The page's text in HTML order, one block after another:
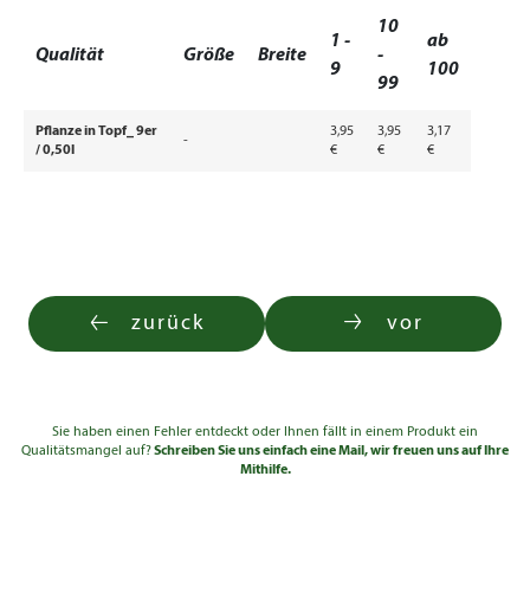
Qualität Größe Breite
1 -
9
10
-
99
ab
100
Pflanze in Topf_ 9er
/ 0,50l
-
3,95
€
3,95
€
3,17
€
zurück vor
Sie haben einen Fehler entdeckt oder Ihnen fällt in einem Produkt ein
Qualitätsmangel auf?Schreiben Sie uns einfach eine Mail, wir freuen uns auf Ihre
Mithilfe.